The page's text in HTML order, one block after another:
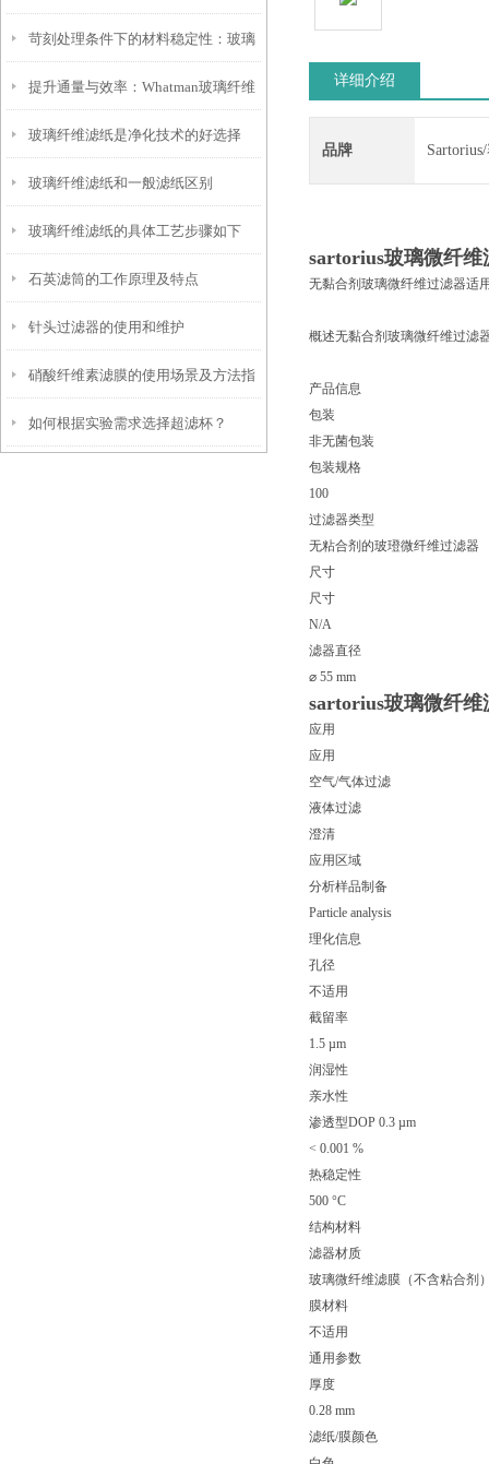
参数匹配实验需求
苛刻处理条件下的材料稳定性：玻璃
纤维滤纸的耐受性分析
提升通量与效率：Whatman玻璃纤维
滤纸在复杂样品澄清中的应用策略
玻璃纤维滤纸是净化技术的好选择
玻璃纤维滤纸和一般滤纸区别
玻璃纤维滤纸的具体工艺步骤如下
石英滤筒的工作原理及特点
针头过滤器的使用和维护
硝酸纤维素滤膜的使用场景及方法指
南
如何根据实验需求选择超滤杯？
详细介绍
品牌
sartorius玻璃微纤
无黏合剂玻璃微纤维过滤器适
概述无黏合剂玻璃微纤维过滤
产品信息
包装
非无菌包装
包装规格
100
过滤器类型
无粘合剂的玻璒微纤维过滤器
尺寸
尺寸
N/A
滤器直径
⌀ 55 mm
sartorius玻璃微纤
应用
应用
空气/气体过滤
液体过滤
澄清
应用区域
分析样品制备
Particle analysis
理化信息
孔径
不适用
截留率
1.5 µm
润湿性
亲水性
渗透型DOP 0.3 µm
< 0.001 %
热稳定性
500 °C
结构材料
滤器材质
玻璃微纤维滤膜（不含粘合剂
膜材料
不适用
通用参数
厚度
0.28 mm
滤纸/膜颜色